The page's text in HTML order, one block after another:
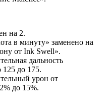
на 2.
в минуту» заменено на
от Ink Swell».
дальность
125 до 175.
урон от
до 15%.